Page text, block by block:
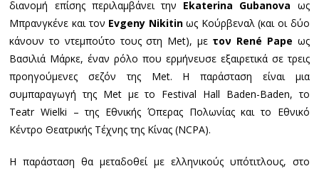
διανομή επίσης περιλαμβάνει την Ekaterina Gubanova ως
Μπρανγκένε και τον Evgeny Nikitinως Κούρβεναλ (και οι δύο
κάνουν το ντεμπούτο τους στη Met), με τον René Pape ως
Βασιλιά Μάρκε, έναν ρόλο που ερμήνευσε εξαιρετικά σε τρεις
προηγούμενες σεζόν της Met. Η παράσταση είναι μια
συμπαραγωγή της Met με το Festival Hall Baden-Baden, το
Teatr Wielki – της Εθνικής Όπερας Πολωνίας και το Εθνικό
Κέντρο Θεατρικής Τέχνης της Κίνας (NCPA).
Η παράσταση θα μεταδοθεί με ελληνικούς υπότιτλους, στο